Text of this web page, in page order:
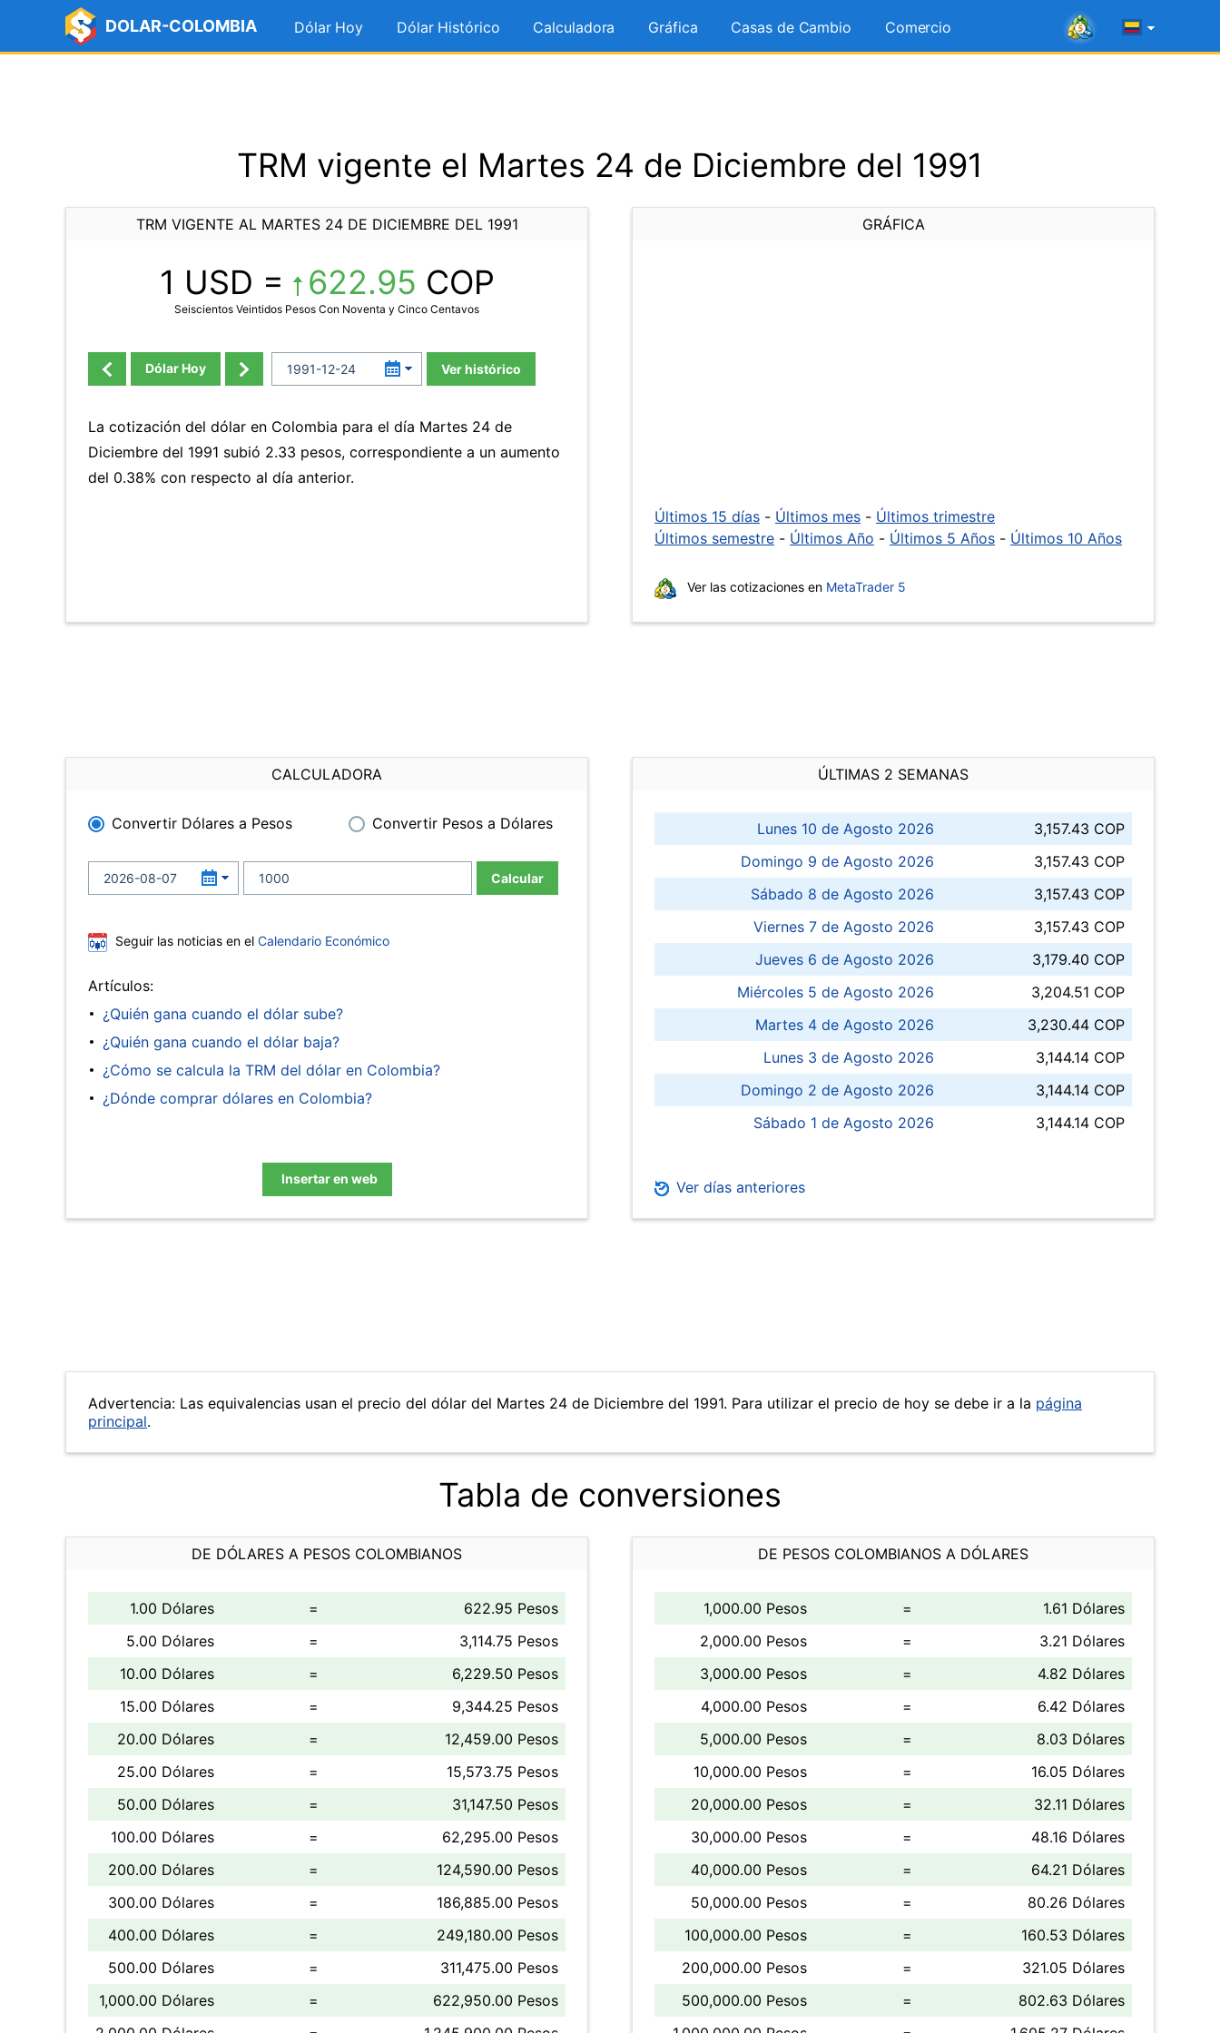
DOLAR-COLOMBIA Dólar Hoy Dólar Histórico Calculadora Gráfica Casas de Cambio Comercio
TRM vigente el Martes 24 de Diciembre del 1991
TRM VIGENTE AL MARTES 24 DE DICIEMBRE DEL 1991
1 USD = 622.95 COP
Seiscientos Veintidos Pesos Con Noventa y Cinco Centavos
Dólar Hoy Ver histórico
La cotización del dólar en Colombia para el día Martes 24 de
Diciembre del 1991 subió 2.33 pesos, correspondiente a un aumento
del 0.38% con respecto al día anterior.
GRÁFICA
Últimos 15 días - Últimos mes - Últimos trimestre
Últimos semestre - Últimos Año - Últimos 5 Años - Últimos 10 Años
Ver las cotizaciones en MetaTrader 5
CALCULADORA
Convertir Dólares a Pesos Convertir Pesos a Dólares
Calcular
Seguir las noticias en el Calendario Económico
Artículos:
¿Quién gana cuando el dólar sube?
¿Quién gana cuando el dólar baja?
¿Cómo se calcula la TRM del dólar en Colombia?
¿Dónde comprar dólares en Colombia?
Insertar en web
ÚLTIMAS 2 SEMANAS
Lunes 10 de Agosto 2026
3,157.43 COP
Domingo 9 de Agosto 2026
3,157.43 COP
Sábado 8 de Agosto 2026
3,157.43 COP
Viernes 7 de Agosto 2026
3,157.43 COP
Jueves 6 de Agosto 2026
3,179.40 COP
Miércoles 5 de Agosto 2026
3,204.51 COP
Martes 4 de Agosto 2026
3,230.44 COP
Lunes 3 de Agosto 2026
3,144.14 COP
Domingo 2 de Agosto 2026
3,144.14 COP
Sábado 1 de Agosto 2026
3,144.14 COP
Ver días anteriores
Advertencia: Las equivalencias usan el precio del dólar del Martes 24 de Diciembre del 1991. Para utilizar el precio de hoy se debe ir a la página
principal.
Tabla de conversiones
DE DÓLARES A PESOS COLOMBIANOS
1.00 Dólares =
622.95 Pesos
5.00 Dólares
=
3,114.75 Pesos
10.00 Dólares
=
6,229.50 Pesos
15.00 Dólares
=
9,344.25 Pesos
20.00 Dólares
=
12,459.00 Pesos
25.00 Dólares
=
15,573.75 Pesos
50.00 Dólares
=
31,147.50 Pesos
100.00 Dólares
=
62,295.00 Pesos
200.00 Dólares
=
124,590.00 Pesos
300.00 Dólares
=
186,885.00 Pesos
400.00 Dólares
=
249,180.00 Pesos
500.00 Dólares
=
311,475.00 Pesos
1,000.00 Dólares
=
622,950.00 Pesos
DE PESOS COLOMBIANOS A DÓLARES
1,000.00 Pesos =
1.61 Dólares
2,000.00 Pesos
=
3.21 Dólares
3,000.00 Pesos
=
4.82 Dólares
4,000.00 Pesos
=
6.42 Dólares
5,000.00 Pesos
=
8.03 Dólares
10,000.00 Pesos
=
16.05 Dólares
20,000.00 Pesos
=
32.11 Dólares
30,000.00 Pesos
=
48.16 Dólares
40,000.00 Pesos
=
64.21 Dólares
50,000.00 Pesos
=
80.26 Dólares
100,000.00 Pesos
=
160.53 Dólares
200,000.00 Pesos
=
321.05 Dólares
500,000.00 Pesos
=
802.63 Dólares